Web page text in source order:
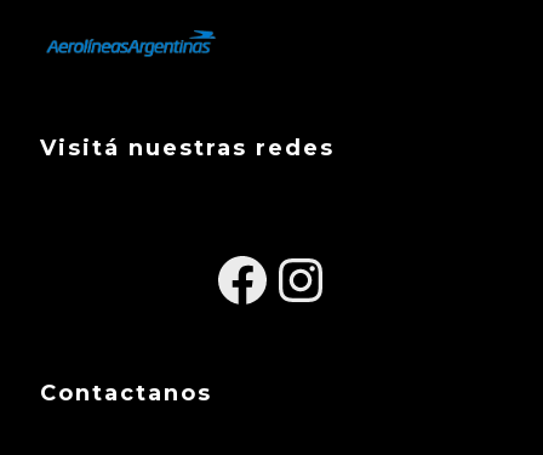
Visitá nuestras redes
Facebook
Contactanos